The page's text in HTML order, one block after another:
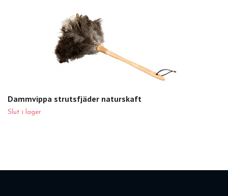
Dammvippa strutsfjäder naturskaft
Slut i lager